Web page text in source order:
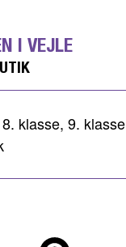
I VEJLE
klasse, 9. klasse